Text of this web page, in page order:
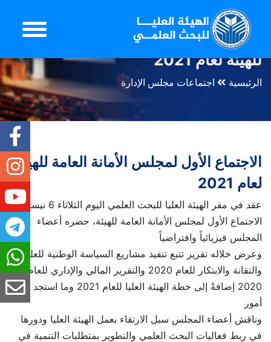
الاجتماع الأول لمجلس الأمانة العامة
للهيئة لعام 2021
الرئيسية اجتماعات مجلس الإدارة
الاجتماع الأول لمجلس الأمانة العامة للهيئة
لعام 2021
عقد في مقر الهيئة العليا للبحث العلمي اليوم الثلاثاء 6 نيسان،
الاجتماع الأول لمجلس الأمانة العامة للهيئة، حضره أعضاء
المجلس فيزيائياً وافتراضياً
وعرض خلاله تقرير تتبع تنفيذ مشاريع السياسة الوطنية للعلم
والتقانة والابتكار للعام 2020 والتقرير المالي والإداري للعام
2020 إضافةً إلى خطة الهيئة العليا للعام 2021 وما استجد من
أمور
وناقش أعضاء المجلس سبل الارتقاء بعمل الهيئة العليا ودورها
في ربط فعاليات البحث العلمي والتطوير بمتطلبات التنمية في